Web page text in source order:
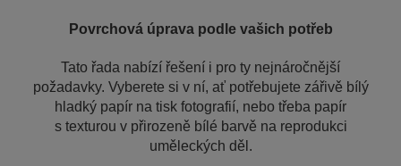
Povrchová úprava podle vašich potřeb
Tato řada nabízí řešení i pro ty nejnáročnější
požadavky. Vyberete si v ní, ať potřebujete zářivě bílý
hladký papír na tisk fotografií, nebo třeba papír
s texturou v přirozeně bílé barvě na reprodukci
uměleckých děl.